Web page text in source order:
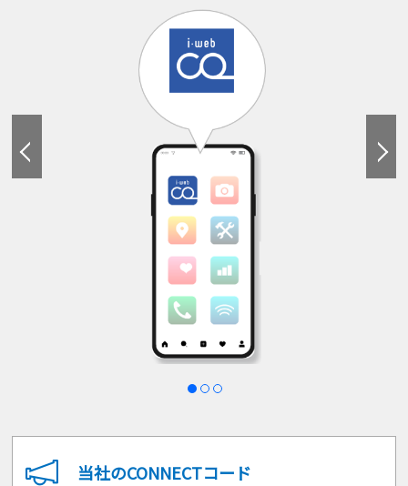
当社のCONNECTコード